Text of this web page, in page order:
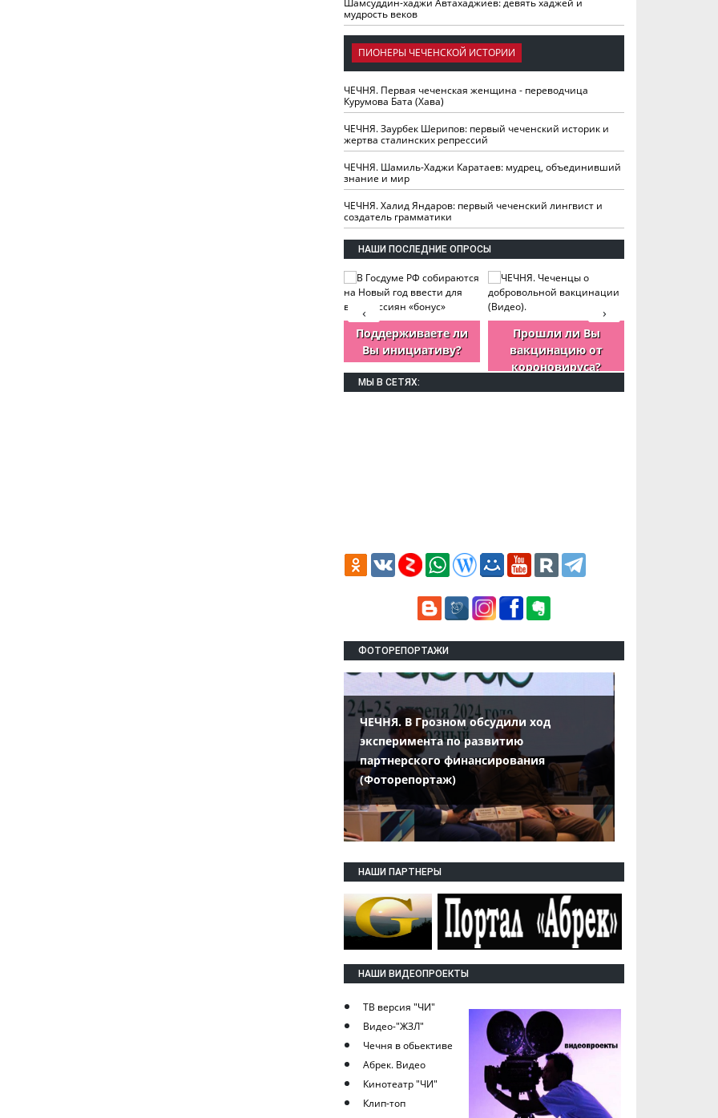
Шамсуддин-хаджи Автахаджиев: девять хаджей и
мудрость веков
ПИОНЕРЫ ЧЕЧЕНСКОЙ ИСТОРИИ
ЧЕЧНЯ. Первая чеченская женщина - переводчица
Курумова Бата (Хава)
ЧЕЧНЯ. Заурбек Шерипов: первый чеченский историк и
жертва сталинских репрессий
ЧЕЧНЯ. Шамиль-Хаджи Каратаев: мудрец, объединивший
знание и мир
ЧЕЧНЯ. Халид Яндаров: первый чеченский лингвист и
создатель грамматики
НАШИ ПОСЛЕДНИЕ ОПРОСЫ
Поддерживаете ли
Вы инициативу?
Прошли ли Вы
вакцинацию от
короновируса?
›
‹
МЫ В СЕТЯХ:
ФОТОРЕПОРТАЖИ
ЧЕЧНЯ. В Грозном обсудили ход
эксперимента по развитию
партнерского финансирования
(Фоторепортаж)
НАШИ ПАРТНЕРЫ
НАШИ ВИДЕОПРОЕКТЫ
ТВ версия "ЧИ"
Видео-"ЖЗЛ"
Чечня в обьективе
Абрек. Видео
Кинотеатр "ЧИ"
Клип-топ